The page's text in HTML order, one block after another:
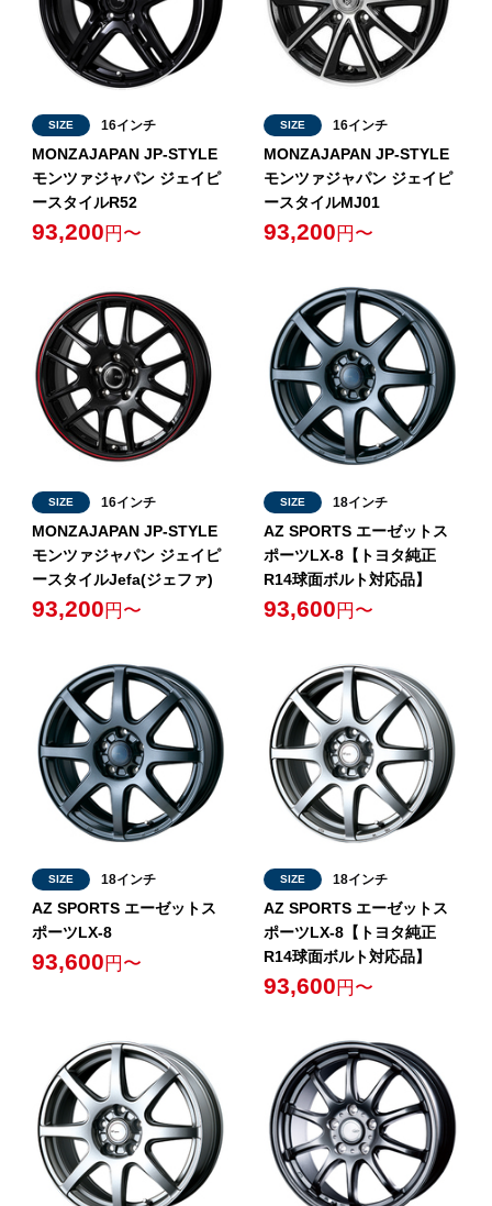
SIZE 16インチ
MONZAJAPAN JP-STYLE
モンツァジャパン ジェイピ
ースタイルR52
93,200 円〜
SIZE 16インチ
MONZAJAPAN JP-STYLE
モンツァジャパン ジェイピ
ースタイルMJ01
93,200 円〜
SIZE 16インチ
MONZAJAPAN JP-STYLE
モンツァジャパン ジェイピ
ースタイルJefa(ジェファ)
93,200 円〜
SIZE 18インチ
AZ SPORTS エーゼットス
ポーツLX-8【トヨタ純正
R14球面ボルト対応品】
93,600 円〜
SIZE 18インチ
AZ SPORTS エーゼットス
ポーツLX-8
93,600 円〜
SIZE 18インチ
AZ SPORTS エーゼットス
ポーツLX-8【トヨタ純正
R14球面ボルト対応品】
93,600 円〜